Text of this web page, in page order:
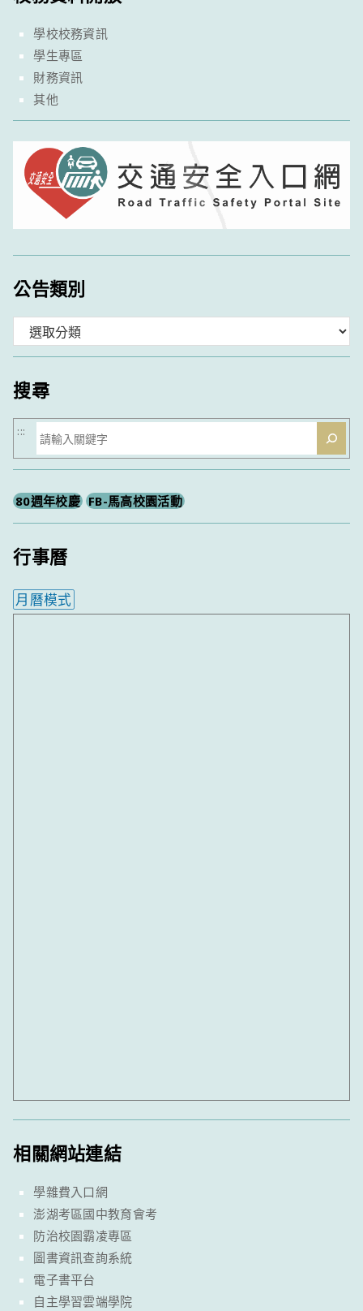
學校校務資訊
學生專區
財務資訊
其他
公告類別
類
搜尋
搜
尋
:::
80週年校慶 FB-馬高校園活動
行事曆
月曆模式
相關網站連結
學雜費入口網
澎湖考區國中教育會考
防治校園霸凌專區
圖書資訊查詢系統
電子書平台
自主學習雲端學院